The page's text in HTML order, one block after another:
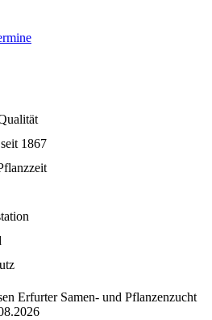
1867
Erfurter Samen- und Pflanzenzucht